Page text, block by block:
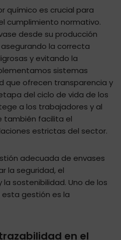
químico es crucial para
cumplimiento normativo.
desde su producción
la correcta
y evitando la
sistemas
que ofrecen transparencia y
del ciclo de vida de los
a los trabajadores y al
también facilita el
estrictas del sector.
adecuada de envases
la seguridad, el
sostenibilidad. Uno de los
gestión es la
en el